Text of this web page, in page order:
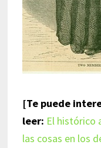
[Te puede
leer: El histórico
las cosas en los